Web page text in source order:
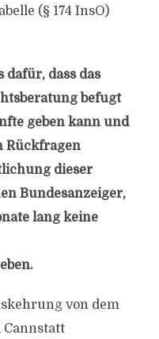
(§ 174 InsO)
dafür, dass das
befugt
geben kann und
Rückfragen
dieser
Bundesanzeiger,
lang keine
von dem